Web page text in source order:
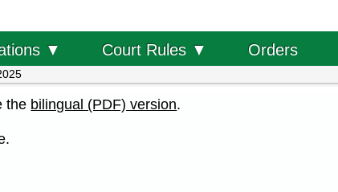
▼ Court Rules ▼ Orders
the bilingual (PDF) version.